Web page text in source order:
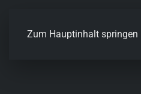
Zum Hauptinhalt springen